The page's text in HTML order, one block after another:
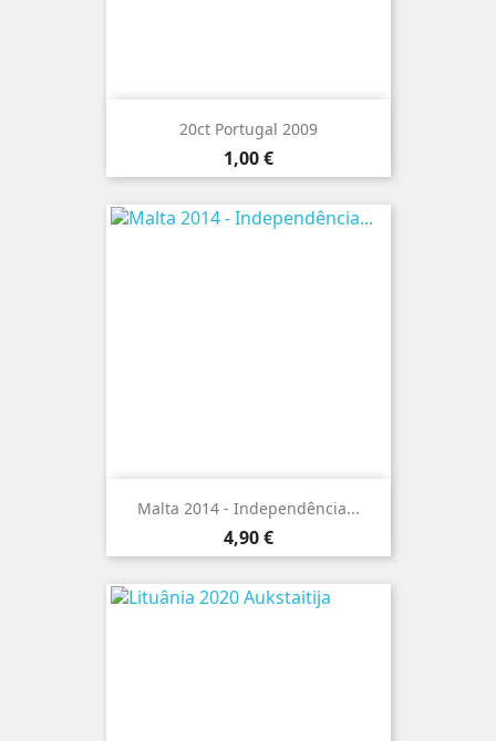
20ct Portugal 2009
Preço
1,00 €
Malta 2014 - Independência...
Preço
4,90 €